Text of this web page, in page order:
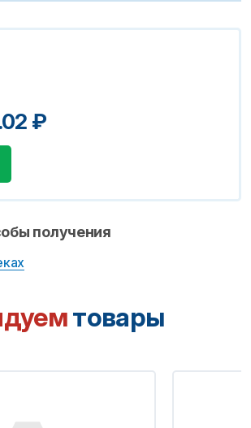
₽
получения
товары